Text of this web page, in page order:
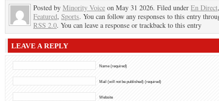
Posted by Minority Voice on May 31 2026. Filed under En Direct,
Featured, Sports. You can follow any responses to this entry
RSS 2.0. You can leave a response or trackback to this entry
LEAVE A REPLY
Name (required)
Mail (will not be published) (required)
Website